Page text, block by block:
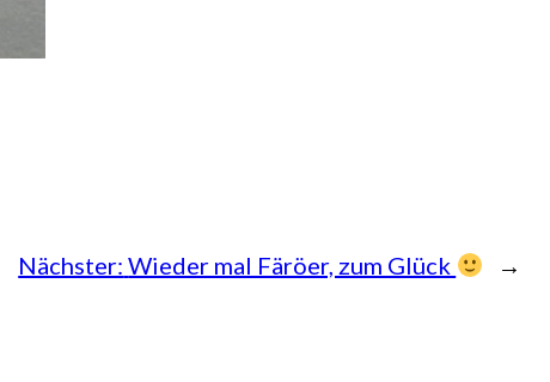
Nächster: Wieder mal Färöer, zum Glück →